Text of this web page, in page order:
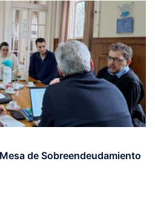
de Sobreendeudamiento